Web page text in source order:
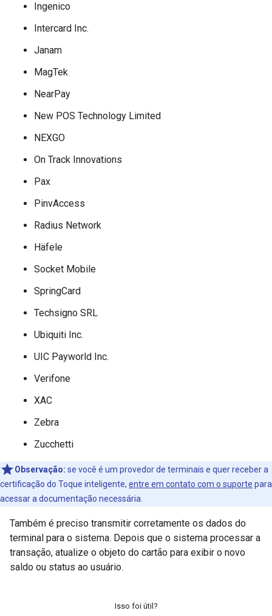
Ingenico
Intercard Inc.
Janam
MagTek
NearPay
New POS Technology Limited
NEXGO
On Track Innovations
Pax
PinvAccess
Radius Network
Häfele
Socket Mobile
SpringCard
Techsigno SRL
Ubiquiti Inc.
UIC Payworld Inc.
Verifone
XAC
Zebra
Zucchetti
Observação: se você é um provedor de terminais e quer receber a
certificação do Toque inteligente, entre em contato com o suporte para
acessar a documentação necessária.
Também é preciso transmitir corretamente os dados do
terminal para o sistema. Depois que o sistema processar a
transação, atualize o objeto do cartão para exibir o novo
saldo ou status ao usuário.
Isso foi útil?